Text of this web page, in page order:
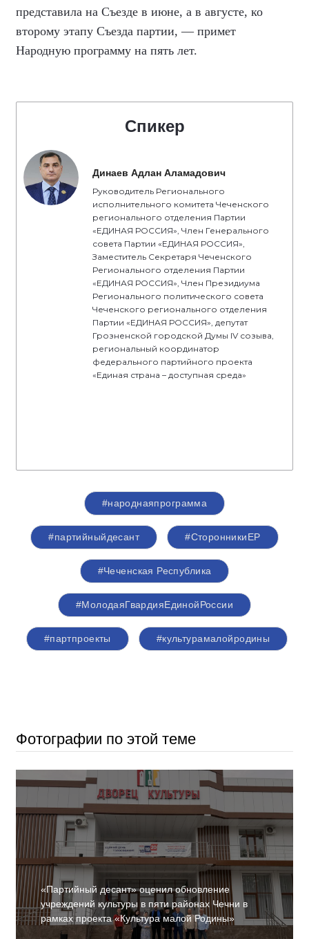
представила на Съезде в июне, а в августе, ко
второму этапу Съезда партии, — примет
Народную программу на пять лет.
Спикер
Динаев Адлан Аламадович
Руководитель Регионального
исполнительного комитета Чеченского
регионального отделения Партии
«ЕДИНАЯ РОССИЯ», Член Генерального
совета Партии «ЕДИНАЯ РОССИЯ»,
Заместитель Секретаря Чеченского
Регионального отделения Партии
«ЕДИНАЯ РОССИЯ», Член Президиума
Регионального политического совета
Чеченского регионального отделения
Партии «ЕДИНАЯ РОССИЯ», депутат
Грозненской городской Думы IV созыва,
региональный координатор
федерального партийного проекта
«Единая страна – доступная среда»
#народнаяпрограмма
#партийныйдесант #СторонникиЕР
#Чеченская Республика
#МолодаяГвардияЕдинойРоссии
#партпроекты #культурамалойродины
Фотографии по этой теме
«Партийный десант» оценил обновление
учреждений культуры в пяти районах Чечни в
рамках проекта «Культура малой Родины»